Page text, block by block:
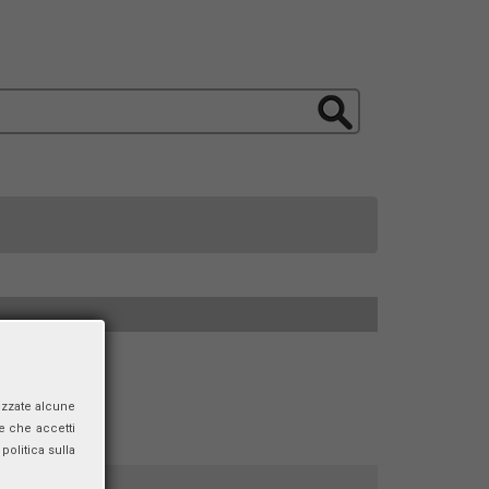
alcune
che accetti
sulla